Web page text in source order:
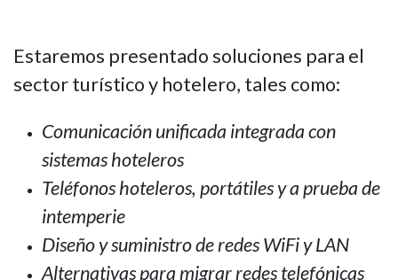
Estaremos presentado soluciones para el
sector turístico y hotelero, tales como:
Comunicación unificada integrada con
sistemas hoteleros
Teléfonos hoteleros, portátiles y a prueba de
intemperie
Diseño y suministro de redes WiFi y LAN
Alternativas para migrar redes telefónicas